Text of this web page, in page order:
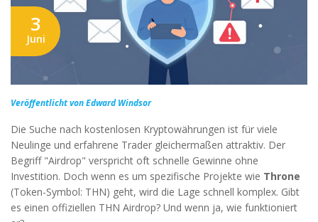
3
Juni
Veröffentlicht von Edward Windsor
Die Suche nach kostenlosen Kryptowährungen ist für viele
Neulinge und erfahrene Trader gleichermaßen attraktiv. Der
Begriff "Airdrop" verspricht oft schnelle Gewinne ohne
Investition. Doch wenn es um spezifische Projekte wie Throne
(Token-Symbol: THN) geht, wird die Lage schnell komplex. Gibt
es einen offiziellen THN Airdrop? Und wenn ja, wie funktioniert